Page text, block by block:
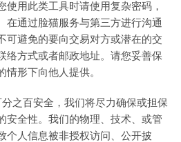
使用此类工具时请使用复杂密码，
在通过脸猫服务与第三方进行沟通
可避免的要向交易对方或潜在的交
络方式或者邮政地址。请您妥善保
形下向他人提供。
之百安全，我们将尽力确保或担保
安全性。我们的物理、技术、或管
个人信息被非授权访问、公开披